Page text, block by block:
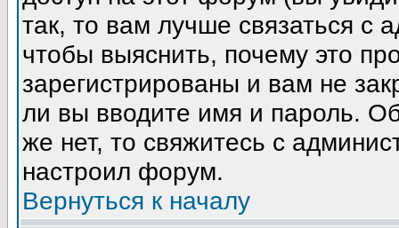
так, то вам лучше связаться с
чтобы выяснить, почему это
зарегистрированы и вам не
ли вы вводите имя и пароль.
же нет, то свяжитесь с
настроил форум.
Вернуться к началу